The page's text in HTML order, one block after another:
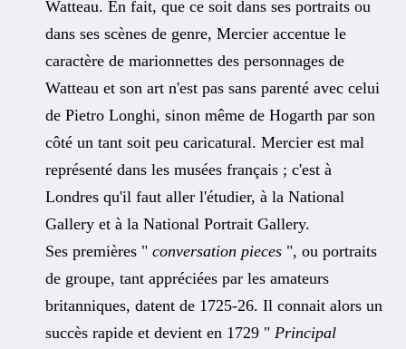
Watteau. En fait, que ce soit dans ses portraits ou
dans ses scènes de genre, Mercier accentue le
caractère de marionnettes des personnages de
Watteau et son art n'est pas sans parenté avec celui
de Pietro Longhi, sinon même de Hogarth par son
côté un tant soit peu caricatural. Mercier est mal
représenté dans les musées français ; c'est à
Londres qu'il faut aller l'étudier, à la National
Gallery et à la National Portrait Gallery.
Ses premières " conversation pieces ", ou portraits
de groupe, tant appréciées par les amateurs
britanniques, datent de 1725-26. Il connait alors un
succès rapide et devient en 1729 " Principal